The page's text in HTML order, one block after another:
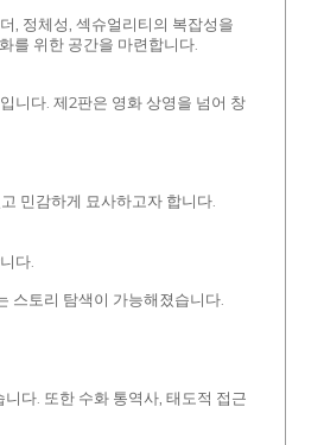
, 정체성, 섹슈얼리티의 복잡성을
를 위한 공간을 마련합니다.
니다. 제2판은 영화 상영을 넘어 창
민감하게 묘사하고자 합니다.
다.
스토리 탐색이 가능해졌습니다.
다. 또한 수화 통역사, 태도적 접근